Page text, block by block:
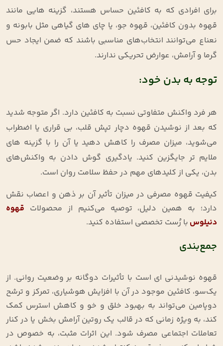
برای افرادی که به کافئین حساس هستند، گزینه‌ هایی مانند
قهوه بدون کافئین، قهوه جو، یا چای ‌های گیاهی مثل بابونه و
نعناع می‌توانند انتخاب‌های مناسبی باشند که ضمن ایجاد حس
گرما و آرامش، عوارض تحریکی ندارند.
توجه به بدن خود:
هر فرد واکنش متفاوتی نسبت به کافئین دارد. اگر متوجه شدید
که بعد از نوشیدن قهوه دچار تپش قلب، بی‌ قراری یا اضطراب
می‌شوید، میزان مصرف را کاهش دهید یا آن را با گزینه‌ های
ملایم ‌تر جایگزین کنید. یادگیری گوش‌ دادن به واکنش‌های
بدن، یکی از کلیدهای مهم در حفظ سلامت روان است.
کیفیت قهوه مصرفی در میزان تأثیر آن بر ذهن و اعصاب نقش
دارد؛ به همین دلیل، توصیه می‌کنیم از محصولات قهوه
دنیلوس با رُست تخصصی استفاده کنید.
جمع‌بندی
قهوه نوشیدنی‌ ای است با تأثیرات دوگانه بر وضعیت روانی. از
یک‌سو، کافئین موجود در آن با افزایش هوشیاری، تمرکز و ترشح
دوپامین می‌تواند به بهبود خلق‌ و خو و کاهش استرس کمک
کند، به‌ ویژه زمانی که در قالب یک روتین آرامش‌ بخش یا در کنار
تعاملات اجتماعی مصرف شود. این اثرات مثبت، به‌ خصوص در